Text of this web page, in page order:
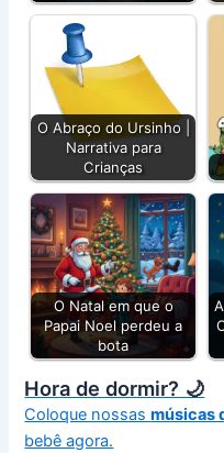
O Abraço do Ursinho |
Narrativa para
Crianças
O Natal em que o
Papai Noel perdeu a
bota
Hora de dormir? 🌙
Coloque nossasmúsicas
bebê agora.